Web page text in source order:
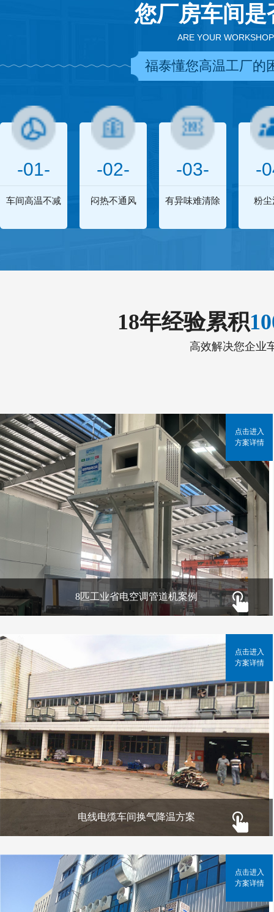
您厂房车间
ARE YOUR
福泰懂您高温工厂的
-01-
车间高温不减
-02-
闷热不通风
-03-
有异味难清除
-
粉尘
18年经验累积
高效解决您企业
8匹工业省电空调管道机案例
点击进入
方案详情
电线电缆车间换气降温方案
点击进入
方案详情
点击进入
方案详情